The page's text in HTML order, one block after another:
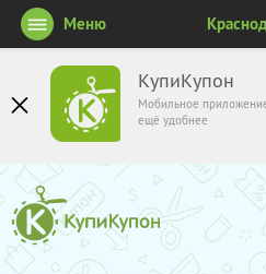
КупиКупон
Мобильное
ещё удобнее
Меню